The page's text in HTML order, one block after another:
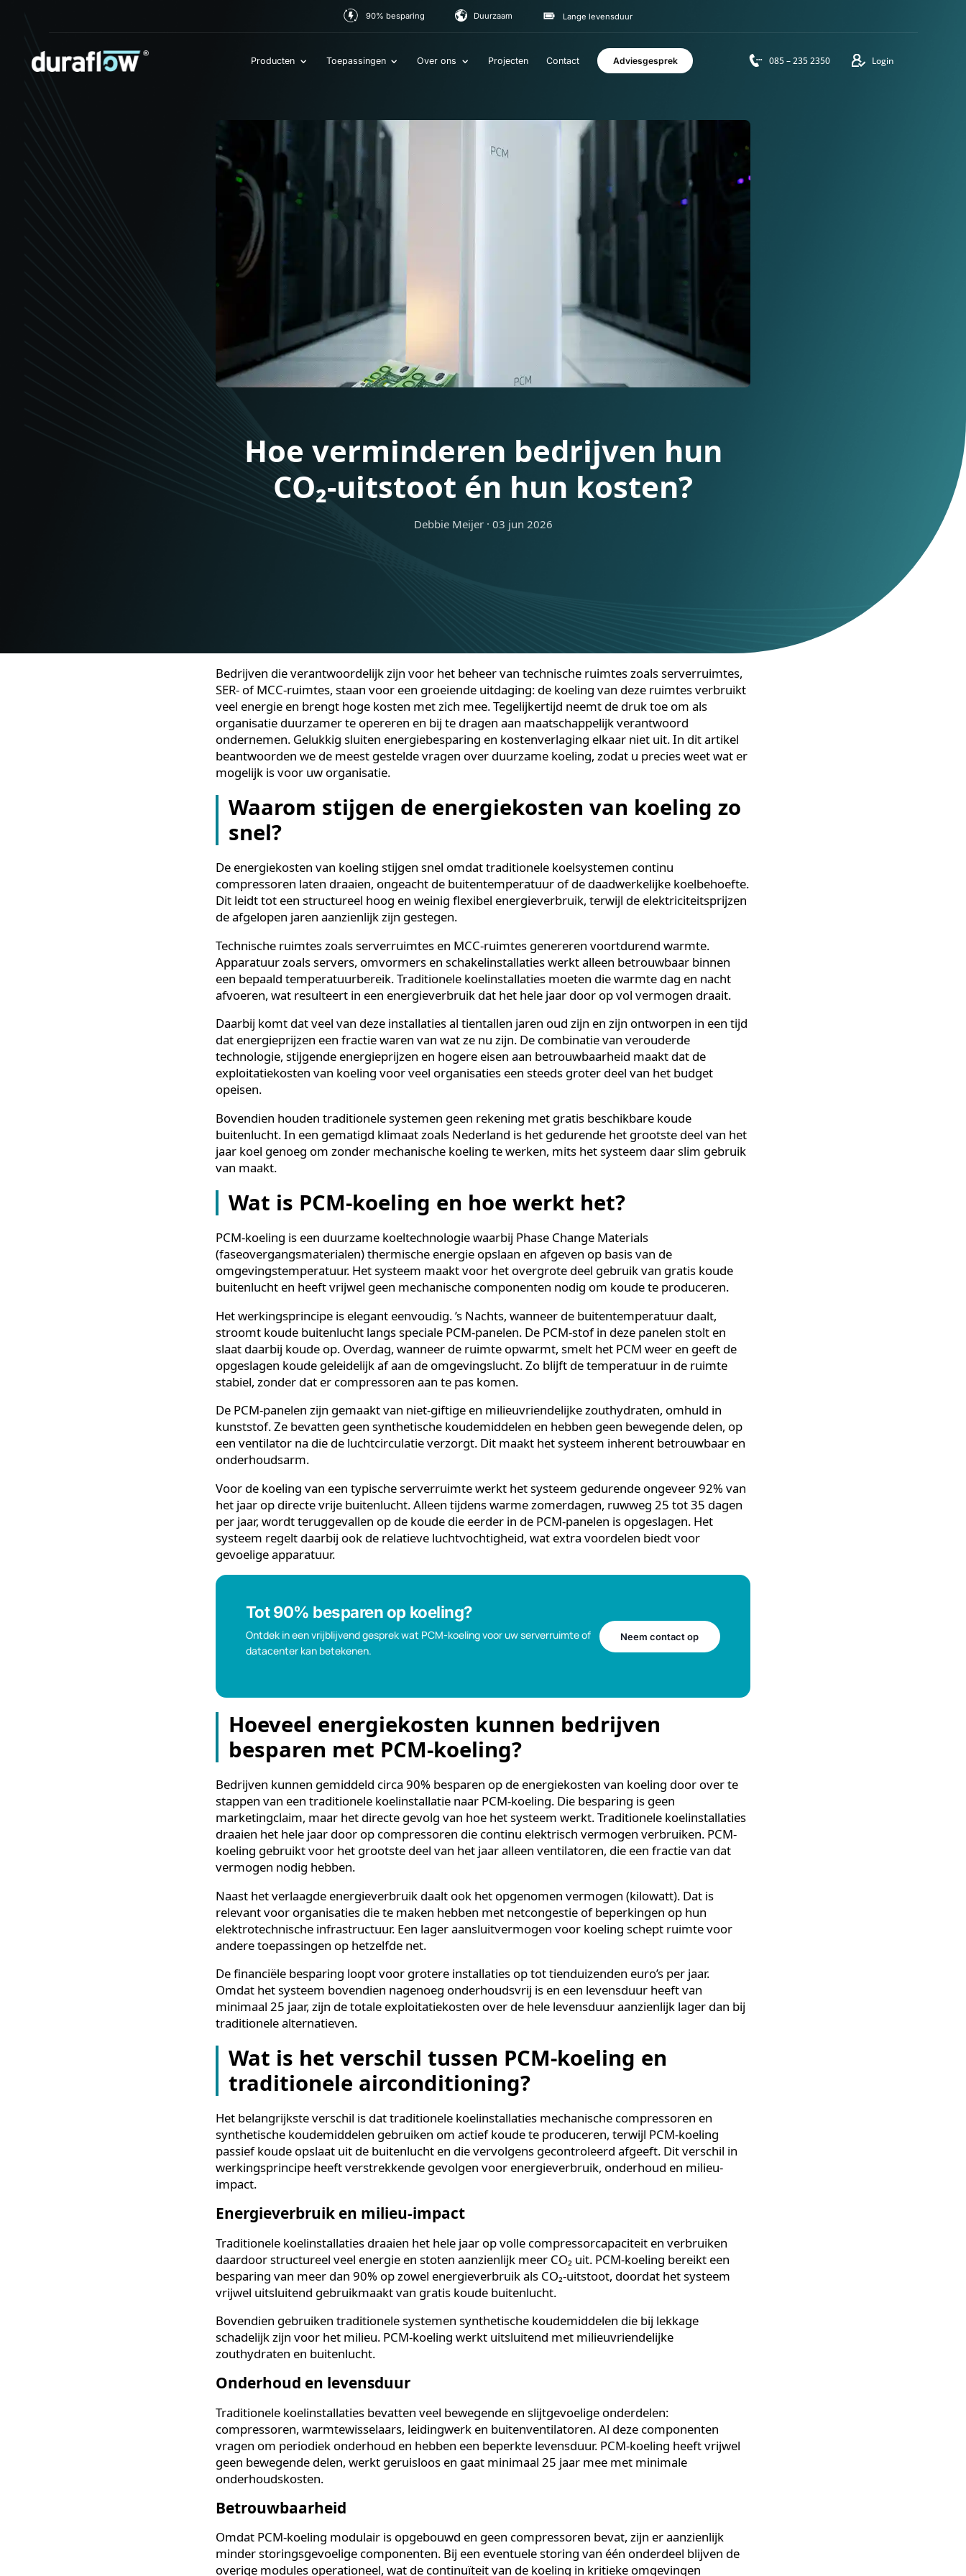
90% besparing Duurzaam Lange levensduur
Producten Toepassingen Over ons Projecten Contact Adviesgesprek 085 – 235 2350
Hoe verminderen bedrijven hun
CO₂-uitstoot én hun kosten?
Bedrijven die verantwoordelijk zijn voor het beheer van technische ruimtes zoals serverruimtes,
SER- of MCC-ruimtes, staan voor een groeiende uitdaging: de koeling van deze ruimtes verbruikt
veel energie en brengt hoge kosten met zich mee. Tegelijkertijd neemt de druk toe om als
organisatie duurzamer te opereren en bij te dragen aan maatschappelijk verantwoord
ondernemen. Gelukkig sluiten energiebesparing en kostenverlaging elkaar niet uit. In dit artikel
beantwoorden we de meest gestelde vragen over duurzame koeling, zodat u precies weet wat er
mogelijk is voor uw organisatie.
Waarom stijgen de energiekosten van koeling zo
snel?
compressoren laten draaien, ongeacht de buitentemperatuur of de daadwerkelijke koelbehoefte.
Dit leidt tot een structureel hoog en weinig flexibel energieverbruik, terwijl de elektriciteitsprijzen
de afgelopen jaren aanzienlijk zijn gestegen.
Technische ruimtes zoals serverruimtes en MCC-ruimtes genereren voortdurend warmte.
Apparatuur zoals servers, omvormers en schakelinstallaties werkt alleen betrouwbaar binnen
een bepaald temperatuurbereik. Traditionele koelinstallaties moeten die warmte dag en nacht
afvoeren, wat resulteert in een energieverbruik dat het hele jaar door op vol vermogen draait.
dat energieprijzen een fractie waren van wat ze nu zijn. De combinatie van verouderde
technologie, stijgende energieprijzen en hogere eisen aan betrouwbaarheid maakt dat de
exploitatiekosten van koeling voor veel organisaties een steeds groter deel van het budget
opeisen.
Bovendien houden traditionele systemen geen rekening met gratis beschikbare koude
buitenlucht. In een gematigd klimaat zoals Nederland is het gedurende het grootste deel van het
jaar koel genoeg om zonder mechanische koeling te werken, mits het systeem daar slim gebruik
van maakt.
Wat is PCM-koeling en hoe werkt het?
PCM-koeling is een duurzame koeltechnologie waarbij Phase Change Materials
(faseovergangsmaterialen) thermische energie opslaan en afgeven op basis van de
omgevingstemperatuur. Het systeem maakt voor het overgrote deel gebruik van gratis koude
buitenlucht en heeft vrijwel geen mechanische componenten nodig om koude te produceren.
Het werkingsprincipe is elegant eenvoudig. ’s Nachts, wanneer de buitentemperatuur daalt,
stroomt koude buitenlucht langs speciale PCM-panelen. De PCM-stof in deze panelen stolt en
slaat daarbij koude op. Overdag, wanneer de ruimte opwarmt, smelt het PCM weer en geeft de
opgeslagen koude geleidelijk af aan de omgevingslucht. Zo blijft de temperatuur in de ruimte
stabiel, zonder dat er compressoren aan te pas komen.
De PCM-panelen zijn gemaakt van niet-giftige en milieuvriendelijke zouthydraten, omhuld in
kunststof. Ze bevatten geen synthetische koudemiddelen en hebben geen bewegende delen, op
een ventilator na die de luchtcirculatie verzorgt. Dit maakt het systeem inherent betrouwbaar en
het jaar op directe vrije buitenlucht. Alleen tijdens warme zomerdagen, ruwweg 25 tot 35 dagen
per jaar, wordt teruggevallen op de koude die eerder in de PCM-panelen is opgeslagen. Het
systeem regelt daarbij ook de relatieve luchtvochtigheid, wat extra voordelen biedt voor
Tot 90% besparen op koeling?
Ontdek in een vrijblijvend gesprek wat PCM-koeling voor uw serverruimte of
Hoeveel energiekosten kunnen bedrijven
besparen met PCM-koeling?
Bedrijven kunnen gemiddeld circa 90% besparen op de energiekosten van koeling door over te
stappen van een traditionele koelinstallatie naar PCM-koeling. Die besparing is geen
marketingclaim, maar het directe gevolg van hoe het systeem werkt. Traditionele koelinstallaties
draaien het hele jaar door op compressoren die continu elektrisch vermogen verbruiken. PCM-
koeling gebruikt voor het grootste deel van het jaar alleen ventilatoren, die een fractie van dat
vermogen nodig hebben.
relevant voor organisaties die te maken hebben met netcongestie of beperkingen op hun
elektrotechnische infrastructuur. Een lager aansluitvermogen voor koeling schept ruimte voor
andere toepassingen op hetzelfde net.
De financiële besparing loopt voor grotere installaties op tot tienduizenden euro’s per jaar.
Omdat het systeem bovendien nagenoeg onderhoudsvrij is en een levensduur heeft van
minimaal 25 jaar, zijn de totale exploitatiekosten over de hele levensduur aanzienlijk lager dan bij
traditionele alternatieven.
Wat is het verschil tussen PCM-koeling en
traditionele airconditioning?
Het belangrijkste verschil is dat traditionele koelinstallaties mechanische compressoren en
synthetische koudemiddelen gebruiken om actief koude te produceren, terwijl PCM-koeling
passief koude opslaat uit de buitenlucht en die vervolgens gecontroleerd afgeeft. Dit verschil in
werkingsprincipe heeft verstrekkende gevolgen voor energieverbruik, onderhoud en milieu-
impact.
Energieverbruik en milieu-impact
Traditionele koelinstallaties draaien het hele jaar op volle compressorcapaciteit en verbruiken
daardoor structureel veel energie en stoten aanzienlijk meer CO₂ uit. PCM-koeling bereikt een
besparing van meer dan 90% op zowel energieverbruik als CO₂-uitstoot, doordat het systeem
vrijwel uitsluitend gebruikmaakt van gratis koude buitenlucht.
schadelijk zijn voor het milieu. PCM-koeling werkt uitsluitend met milieuvriendelijke
zouthydraten en buitenlucht.
Onderhoud en levensduur